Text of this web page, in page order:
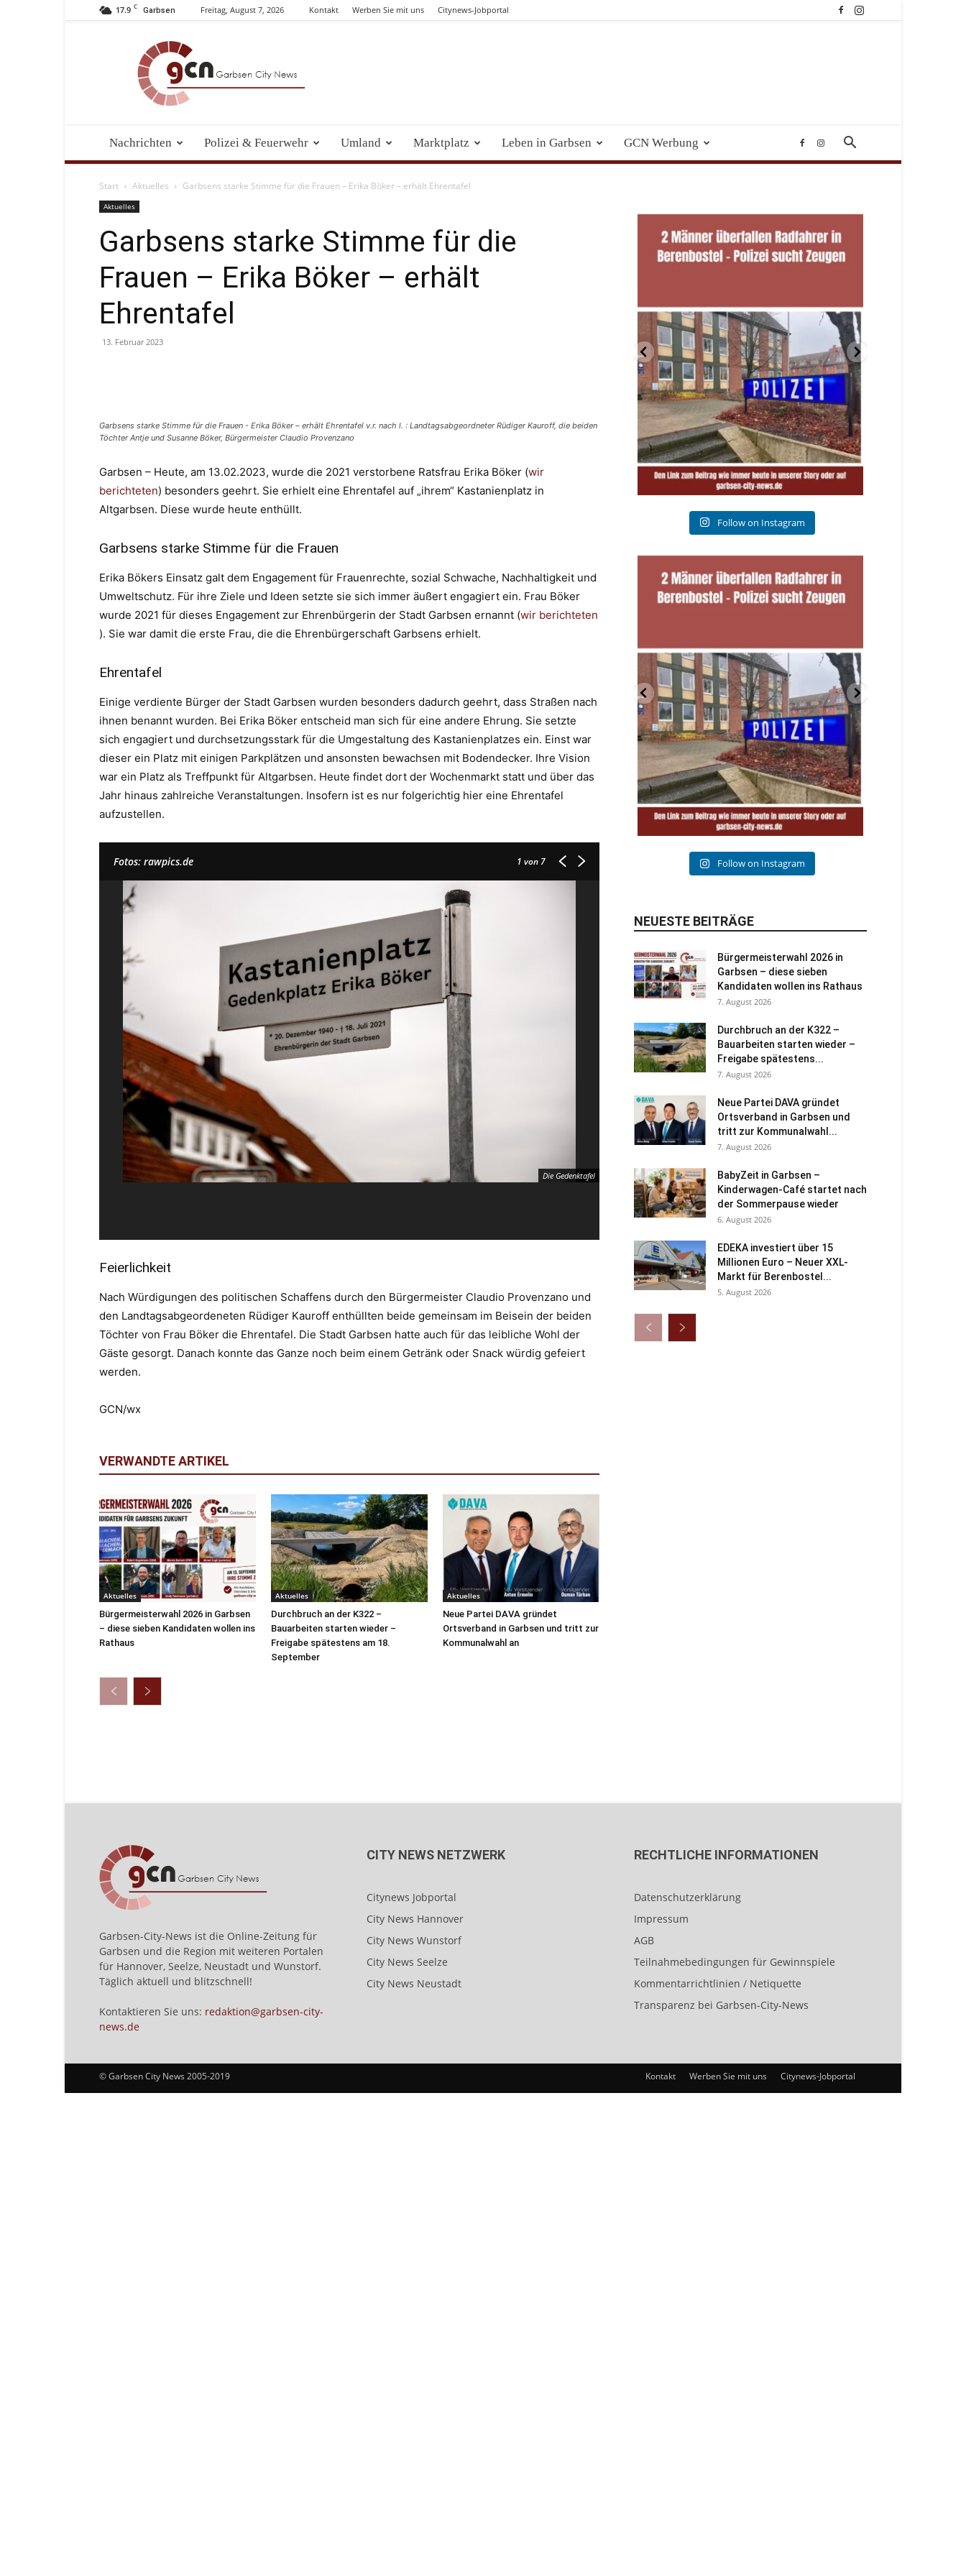
17.9 C Garbsen Freitag, August 7, 2026 Kontakt Werben Sie mit uns Citynews-Jobportal
News
Nachrichten Polizei & Feuerwehr Umland Marktplatz Leben in Garbsen GCN Werbung
Start Aktuelles Garbsens starke Stimme für die Frauen – Erika Böker – erhält Ehrentafel
Aktuelles
Garbsens starke Stimme für die
Frauen – Erika Böker – erhält
Ehrentafel
13. Februar 2023
Garbsens starke Stimme für die Frauen - Erika Böker – erhält Ehrentafel v.r. nach l. : Landtagsabgeordneter Rüdiger Kauroff, die beiden
Töchter Antje und Susanne Böker, Bürgermeister Claudio Provenzano
Garbsen – Heute, am 13.02.2023, wurde die 2021 verstorbene Ratsfrau Erika Böker (wir
berichteten) besonders geehrt. Sie erhielt eine Ehrentafel auf „ihrem“ Kastanienplatz in
Altgarbsen. Diese wurde heute enthüllt.
Garbsens starke Stimme für die Frauen
Erika Bökers Einsatz galt dem Engagement für Frauenrechte, sozial Schwache, Nachhaltigkeit und
Umweltschutz. Für ihre Ziele und Ideen setzte sie sich immer äußert engagiert ein. Frau Böker
wurde 2021 für dieses Engagement zur Ehrenbürgerin der Stadt Garbsen ernannt (wir berichteten
). Sie war damit die erste Frau, die die Ehrenbürgerschaft Garbsens erhielt.
Ehrentafel
Einige verdiente Bürger der Stadt Garbsen wurden besonders dadurch geehrt, dass Straßen nach
ihnen benannt wurden. Bei Erika Böker entscheid man sich für eine andere Ehrung. Sie setzte
sich engagiert und durchsetzungsstark für die Umgestaltung des Kastanienplatzes ein. Einst war
dieser ein Platz mit einigen Parkplätzen und ansonsten bewachsen mit Bodendecker. Ihre Vision
war ein Platz als Treffpunkt für Altgarbsen. Heute findet dort der Wochenmarkt statt und über das
Jahr hinaus zahlreiche Veranstaltungen. Insofern ist es nur folgerichtig hier eine Ehrentafel
aufzustellen.
Fotos: rawpics.de 1 von 7
Die Gedenktafel
Feierlichkeit
Nach Würdigungen des politischen Schaffens durch den Bürgermeister Claudio Provenzano und
den Landtagsabgeordeneten Rüdiger Kauroff enthüllten beide gemeinsam im Beisein der beiden
Töchter von Frau Böker die Ehrentafel. Die Stadt Garbsen hatte auch für das leibliche Wohl der
Gäste gesorgt. Danach konnte das Ganze noch beim einem Getränk oder Snack würdig gefeiert
werden.
GCN/wx
VERWANDTE ARTIKEL
Aktuelles
Bürgermeisterwahl 2026 in Garbsen
– diese sieben Kandidaten wollen ins
Rathaus
Aktuelles
Durchbruch an der K322 –
Bauarbeiten starten wieder –
Freigabe spätestens am 18.
September
Aktuelles
Neue Partei DAVA gründet
Ortsverband in Garbsen und tritt zur
Kommunalwahl an
Follow on Instagram
Follow on Instagram
NEUESTE BEITRÄGE
Bürgermeisterwahl 2026 in
Garbsen – diese sieben
Kandidaten wollen ins Rathaus
7. August 2026
Durchbruch an der K322 –
Bauarbeiten starten wieder –
Freigabe spätestens...
7. August 2026
Neue Partei DAVA gründet
Ortsverband in Garbsen und
tritt zur Kommunalwahl...
7. August 2026
BabyZeit in Garbsen –
Kinderwagen-Café startet nach
der Sommerpause wieder
6. August 2026
EDEKA investiert über 15
Millionen Euro – Neuer XXL-
Markt für Berenbostel...
5. August 2026
Garbsen-City-News ist die Online-Zeitung für
Garbsen und die Region mit weiteren Portalen
für Hannover, Seelze, Neustadt und Wunstorf.
Täglich aktuell und blitzschnell!
Kontaktieren Sie uns: redaktion@garbsen-city-
news.de
CITY NEWS NETZWERK
Citynews Jobportal
City News Hannover
City News Wunstorf
City News Seelze
City News Neustadt
RECHTLICHE INFORMATIONEN
Datenschutzerklärung
Impressum
AGB
Teilnahmebedingungen für Gewinnspiele
Kommentarrichtlinien / Netiquette
Transparenz bei Garbsen-City-News
Kontakt Werben Sie mit uns Citynews-Jobportal
© Garbsen City News 2005-2019